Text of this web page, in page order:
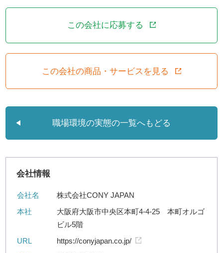
この会社に応募する
この会社の商品・サービスを見る
職場環境の実態の一覧へもどる
会社情報
会社名
株式会社CONY JAPAN
本社
大阪府大阪市中央区本町4-4-25 本町オルゴ
ビル5階
URL
https://conyjapan.co.jp/